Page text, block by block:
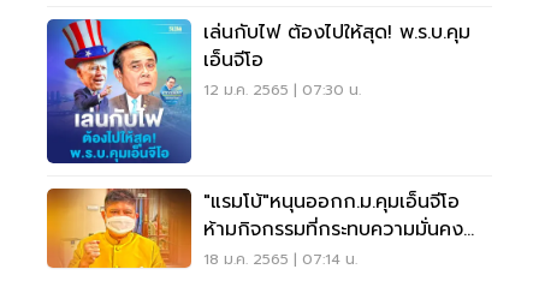
เล่นกับไฟ ต้องไปให้สุด! พ.ร.บ.คุม
เอ็นจีโอ
12 ม.ค. 2565 | 07:30 น.
"แรมโบ้"หนุนออกก.ม.คุมเอ็นจีโอ
ห้ามกิจกรรมที่กระทบความมั่นคง
ของรัฐ
18 ม.ค. 2565 | 07:14 น.